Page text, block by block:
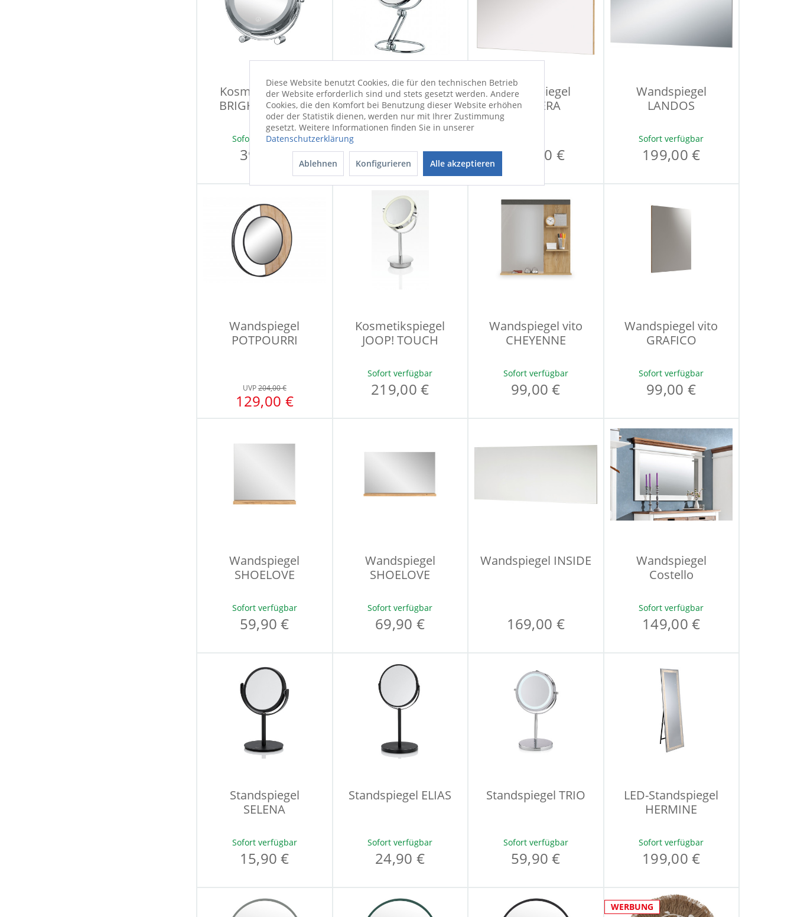
Kosmetikspiegel
BRIGHT SHORTY
Sofort verfügbar
39,90 €
Kosmetikspiegel
Safia
38,90 €
Wandspiegel
CASTERA
119,00 €
Wandspiegel
LANDOS
Sofort verfügbar
199,00 €
Wandspiegel
POTPOURRI
UVP204,00 €
129,00 €
Kosmetikspiegel
JOOP! TOUCH
Sofort verfügbar
219,00 €
Wandspiegel vito
CHEYENNE
Sofort verfügbar
99,00 €
Wandspiegel vito
GRAFICO
Sofort verfügbar
99,00 €
Wandspiegel
SHOELOVE
Sofort verfügbar
59,90 €
Wandspiegel
SHOELOVE
Sofort verfügbar
69,90 €
Wandspiegel INSIDE
169,00 €
Wandspiegel
Costello
Sofort verfügbar
149,00 €
Standspiegel
SELENA
Sofort verfügbar
15,90 €
Standspiegel ELIAS
Sofort verfügbar
24,90 €
Standspiegel TRIO
Sofort verfügbar
59,90 €
LED-Standspiegel
HERMINE
Sofort verfügbar
199,00 €
WERBUNG
Diese Website benutzt Cookies, die für den technischen Betrieb
der Website erforderlich sind und stets gesetzt werden. Andere
Cookies, die den Komfort bei Benutzung dieser Website erhöhen
oder der Statistik dienen, werden nur mit Ihrer Zustimmung
gesetzt. Weitere Informationen finden Sie in unserer
Datenschutzerklärung
Ablehnen Konfigurieren Alle akzeptieren